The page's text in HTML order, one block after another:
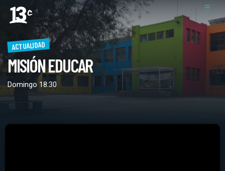
ACTUALIDAD
MISIÓN EDUCAR
Domingo 18:30